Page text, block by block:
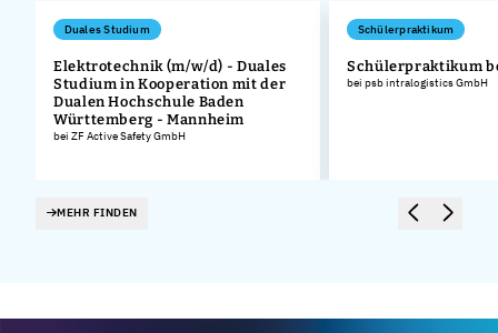
Duales Studium
Elektrotechnik (m/w/d) - Duales
Studium in Kooperation mit der
Dualen Hochschule Baden
Württemberg - Mannheim
bei ZF Active Safety GmbH
Schülerpraktikum
Schülerpraktikum
bei psb intralogistics GmbH
MEHR FINDEN